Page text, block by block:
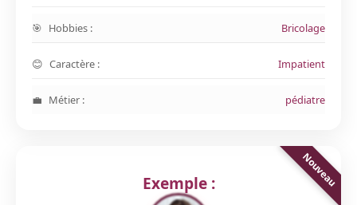
Hobbies : Bricolage
Caractère : Impatient
Métier : pédiatre
Exemple :